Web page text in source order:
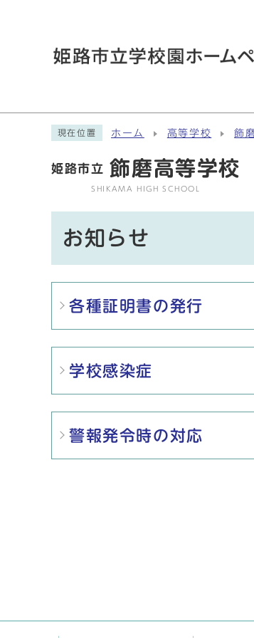
現在位置 ホーム 高等学校 飾
姫路市立 飾磨高等学校
SHIKAMA HIGH SCHOOL
お知らせ
メインメニュー
各種証明書の発行
学校感染症
警報発令時の対応